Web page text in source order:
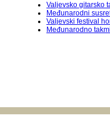
Valjevsko gitarsko
Međunarodni
Valjevski festival
Međunarodnо